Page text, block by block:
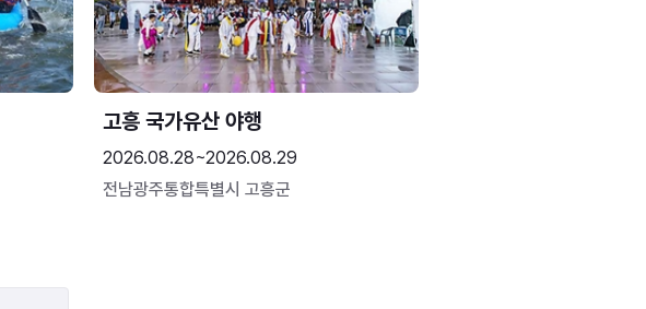
고흥 국가유산 야행
2026.08.28~2026.08.29
전남광주통합특별시 고흥군